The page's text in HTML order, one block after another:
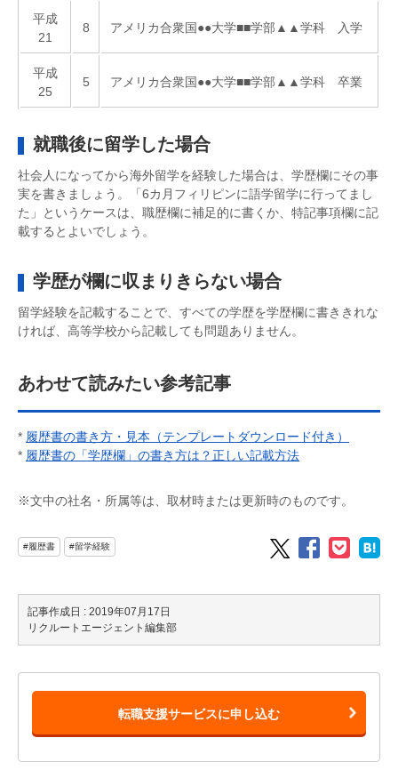
平成
21
8 アメリカ合衆国●●大学■■学部▲▲学科 入学
平成
25
5 アメリカ合衆国●●大学■■学部▲▲学科 卒業
就職後に留学した場合
社会人になってから海外留学を経験した場合は、学歴欄にその事
実を書きましょう。「6カ月フィリピンに語学留学に行ってまし
た」というケースは、職歴欄に補足的に書くか、特記事項欄に記
載するとよいでしょう。
学歴が欄に収まりきらない場合
留学経験を記載することで、すべての学歴を学歴欄に書ききれな
ければ、高等学校から記載しても問題ありません。
あわせて読みたい参考記事
* 履歴書の書き方・見本（テンプレートダウンロード付き）
* 履歴書の「学歴欄」の書き方は？正しい記載方法
※文中の社名・所属等は、取材時または更新時のものです。
#履歴書 #留学経験
記事作成日 : 2019年07月17日
リクルートエージェント編集部
転職支援サービスに申し込む